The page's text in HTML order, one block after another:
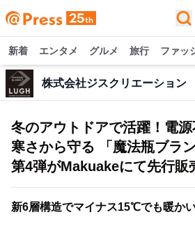
新着 エンタメ グルメ 旅行 ファッ
株式会社ジスクリエーション
冬のアウトドアで活躍！電
寒さから守る 「魔法瓶ブラ
第4弾がMakuakeにて先行販
新6層構造でマイナス15℃でも暖か